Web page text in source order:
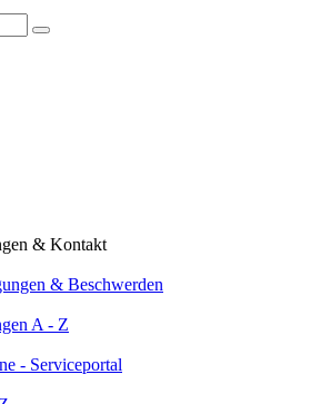
& Kontakt
& Beschwerden
A - Z
- Serviceportal